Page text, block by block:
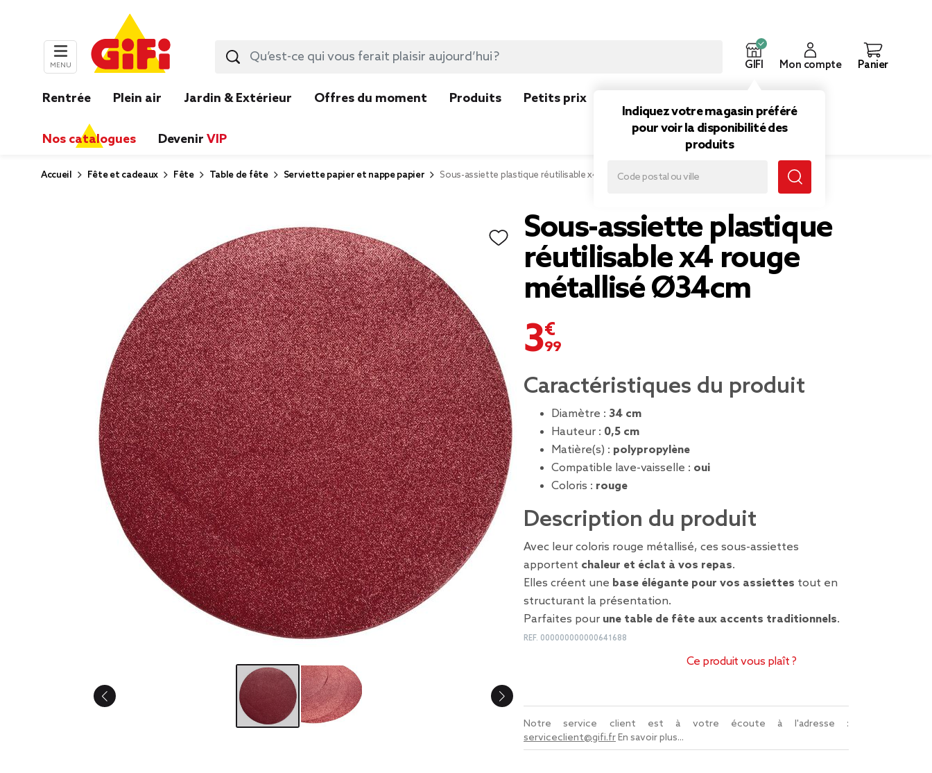
MENU GIFI
Indiquez votre magasin préféré
pour voir la disponibilité des
produits
Mon compte Panier
Rentrée Plein air Jardin & Extérieur Offres du moment Produits Petits prix
Nos catalogues Devenir VIP
Accueil Fête et cadeaux Fête Table de fête Serviette papier et nappe papier Sous-assiette plastique réutilisable x4 rouge métallisé Ø34cm
Sous-assiette plastique
réutilisable x4 rouge
métallisé Ø34cm
3,99 €
Caractéristiques du produit
Diamètre : 34 cm
Hauteur : 0,5 cm
Matière(s) : polypropylène
Compatible lave-vaisselle : oui
Coloris : rouge
Description du produit
Avec leur coloris rouge métallisé, ces sous-assiettes
apportent chaleur et éclat à vos repas.
Elles créent une base élégante pour vos assiettes tout en
structurant la présentation.
Parfaites pour une table de fête aux accents traditionnels.
REF. 000000000000641688
Ce produit vous plaît ?
Notre service client est à votre écoute à l'adresse :
serviceclient@gifi.frEn savoir plus...